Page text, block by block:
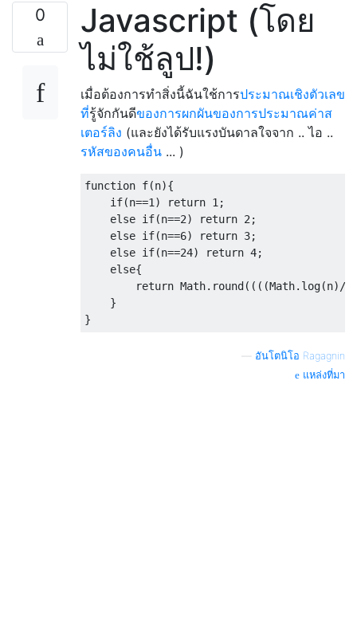
0
Javascript (โดย
ไม่ใช้ลูป!)
เมื่อต้องการทำสิ่งนี้ฉันใช้การประมาณเชิงตัวเลข
ที่รู้จักกันดีของการผกผันของการประมาณค่าส
เตอร์ลิง (และยังได้รับแรงบันดาลใจจาก .. ไอ ..
รหัสของคนอื่น ... )
function f(n){
    if(n==1) return 1;
    else if(n==2) return 2;
    else if(n==6) return 3;
    else if(n==24) return 4;
    else{
return Math.round((((Math.log(n)/
    }
อันโตนิโอ Ragagnin
แหล่งที่มา